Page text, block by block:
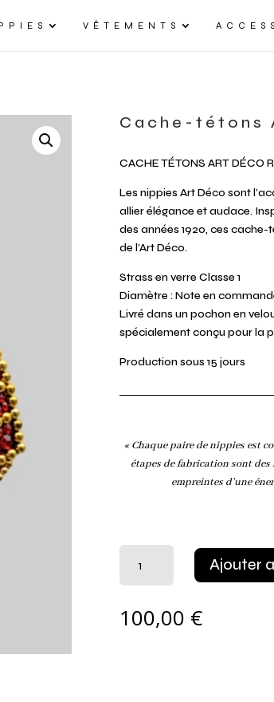
VÊTEMENTS
Cache-tétons
CACHE TÉTONS ART DÉCO
Les nippies Art Déco sont
allier élégance et audace.
des années 1920, ces
de l’Art Déco.
Strass en verre Classe 1
Diamètre : Note en
Livré dans un pochon en
spécialement conçu pour la
Production sous 15 jours
« Chaque paire de nippies est
étapes de fabrication sont des
empreintes d’une
Cache-
tétons
Art
Ajouter
100,00 €